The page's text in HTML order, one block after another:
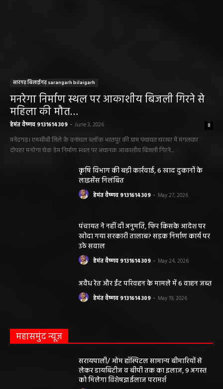
मनरेगा निर्माण स्थल पर आकाशीय बिजली गिरने से
महिला की मौत…
हेमंत वैष्णव 9131614309 - June 3, 2026
मनेंद्रगढ़। एमसीबी जिले के वनांचल ब्लॉक भरतपुर की ग्राम पंचायत चरखर में मंगलवार
दोपहर मनरेगा चेक डेम निर्माण स्थल पर अचानक आकाशीय बिजली गिरने...
लाइसेंस निलंबित
हेमंत वैष्णव 9131614309
खोदा गया सरकारी तालाब? सड़क निर्माण कार्य पर
उठे सवाल
हेमंत वैष्णव 9131614309
हेमंत वैष्णव 9131614309 - May 19, 2026
महासमुंद न्यूज़
लेकर डायबिटीज व बीपी तक का इलाज, 9 अगस्त
को मिलेगा विशेषज्ञ ईलाज परामर्श
हेमंत वैष्णव 9131614309 - August 6, 2026